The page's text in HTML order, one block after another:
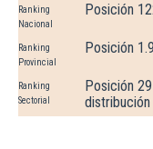
Ranking
Nacional
Posición
Ranking
Provincial
Posición
Ranking
Sectorial
Posición
distribución